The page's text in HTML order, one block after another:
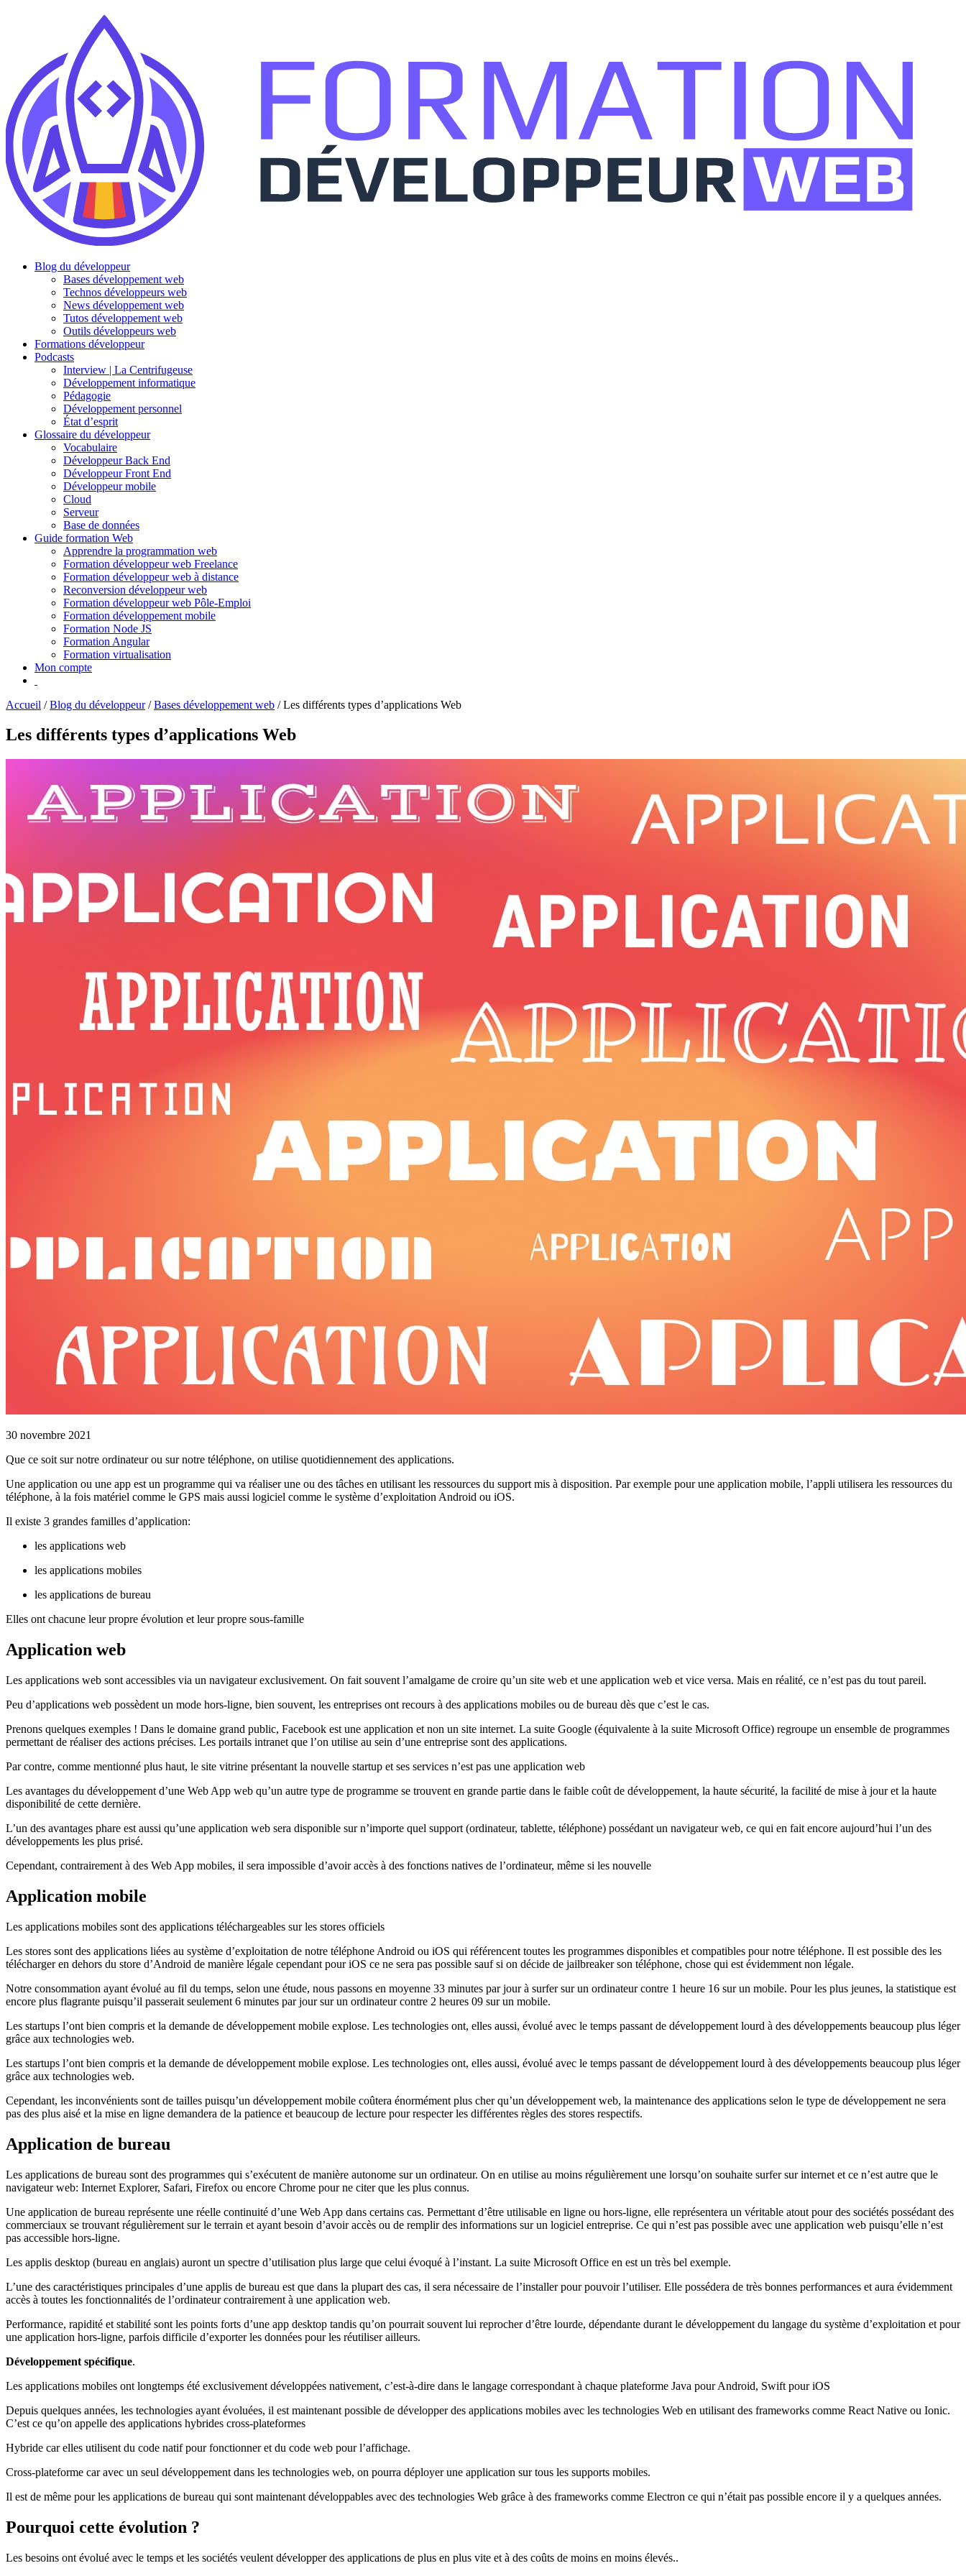
Blog du développeur
Bases développement web
Technos développeurs web
News développement web
Tutos développement web
Outils développeurs web
Formations développeur
Podcasts
Interview | La Centrifugeuse
Développement informatique
Pédagogie
Développement personnel
État d’esprit
Glossaire du développeur
Vocabulaire
Développeur Back End
Développeur Front End
Développeur mobile
Cloud
Serveur
Base de données
Guide formation Web
Apprendre la programmation web
Formation développeur web Freelance
Formation développeur web à distance
Reconversion développeur web
Formation développeur web Pôle-Emploi
Formation développement mobile
Formation Node JS
Formation Angular
Formation virtualisation
Mon compte
Accueil /Blog du développeur/Bases développement web /Les différents types d’applications Web
Les différents types d’applications Web
30 novembre 2021
Que ce soit sur notre ordinateur ou sur notre téléphone, on utilise quotidiennement des applications.
Une application ou une app est un programme qui va réaliser une ou des tâches en utilisant les ressources du support mis à disposition. Par exemple pour une application mobile, l’appli utilisera les ressources du
téléphone, à la fois matériel comme le GPS mais aussi logiciel comme le système d’exploitation Android ou iOS.
Il existe 3 grandes familles d’application:
les applications web
les applications mobiles
les applications de bureau
Elles ont chacune leur propre évolution et leur propre sous-famille
Application web
Les applications web sont accessibles via un navigateur exclusivement. On fait souvent l’amalgame de croire qu’un site web et une application web et vice versa. Mais en réalité, ce n’est pas du tout pareil.
Peu d’applications web possèdent un mode hors-ligne, bien souvent, les entreprises ont recours à des applications mobiles ou de bureau dès que c’est le cas.
Prenons quelques exemples ! Dans le domaine grand public, Facebook est une application et non un site internet. La suite Google (équivalente à la suite Microsoft Office) regroupe un ensemble de programmes
permettant de réaliser des actions précises. Les portails intranet que l’on utilise au sein d’une entreprise sont des applications.
Par contre, comme mentionné plus haut, le site vitrine présentant la nouvelle startup et ses services n’est pas une application web
Les avantages du développement d’une Web App web qu’un autre type de programme se trouvent en grande partie dans le faible coût de développement, la haute sécurité, la facilité de mise à jour et la haute
disponibilité de cette dernière.
L’un des avantages phare est aussi qu’une application web sera disponible sur n’importe quel support (ordinateur, tablette, téléphone) possédant un navigateur web, ce qui en fait encore aujourd’hui l’un des
développements les plus prisé.
Cependant, contrairement à des Web App mobiles, il sera impossible d’avoir accès à des fonctions natives de l’ordinateur, même si les nouvelle
Application mobile
Les applications mobiles sont des applications téléchargeables sur les stores officiels
Les stores sont des applications liées au système d’exploitation de notre téléphone Android ou iOS qui référencent toutes les programmes disponibles et compatibles pour notre téléphone. Il est possible des les
télécharger en dehors du store d’Android de manière légale cependant pour iOS ce ne sera pas possible sauf si on décide de jailbreaker son téléphone, chose qui est évidemment non légale.
Notre consommation ayant évolué au fil du temps, selon une étude, nous passons en moyenne 33 minutes par jour à surfer sur un ordinateur contre 1 heure 16 sur un mobile. Pour les plus jeunes, la statistique est
encore plus flagrante puisqu’il passerait seulement 6 minutes par jour sur un ordinateur contre 2 heures 09 sur un mobile.
Les startups l’ont bien compris et la demande de développement mobile explose. Les technologies ont, elles aussi, évolué avec le temps passant de développement lourd à des développements beaucoup plus léger
grâce aux technologies web.
Les startups l’ont bien compris et la demande de développement mobile explose. Les technologies ont, elles aussi, évolué avec le temps passant de développement lourd à des développements beaucoup plus léger
grâce aux technologies web.
Cependant, les inconvénients sont de tailles puisqu’un développement mobile coûtera énormément plus cher qu’un développement web, la maintenance des applications selon le type de développement ne sera
pas des plus aisé et la mise en ligne demandera de la patience et beaucoup de lecture pour respecter les différentes règles des stores respectifs.
Application de bureau
Les applications de bureau sont des programmes qui s’exécutent de manière autonome sur un ordinateur. On en utilise au moins régulièrement une lorsqu’on souhaite surfer sur internet et ce n’est autre que le
navigateur web: Internet Explorer, Safari, Firefox ou encore Chrome pour ne citer que les plus connus.
Une application de bureau représente une réelle continuité d’une Web App dans certains cas. Permettant d’être utilisable en ligne ou hors-ligne, elle représentera un véritable atout pour des sociétés possédant des
commerciaux se trouvant régulièrement sur le terrain et ayant besoin d’avoir accès ou de remplir des informations sur un logiciel entreprise. Ce qui n’est pas possible avec une application web puisqu’elle n’est
pas accessible hors-ligne.
Les applis desktop (bureau en anglais) auront un spectre d’utilisation plus large que celui évoqué à l’instant. La suite Microsoft Office en est un très bel exemple.
L’une des caractéristiques principales d’une applis de bureau est que dans la plupart des cas, il sera nécessaire de l’installer pour pouvoir l’utiliser. Elle possédera de très bonnes performances et aura évidemment
accès à toutes les fonctionnalités de l’ordinateur contrairement à une application web.
Performance, rapidité et stabilité sont les points forts d’une app desktop tandis qu’on pourrait souvent lui reprocher d’être lourde, dépendante durant le développement du langage du système d’exploitation et pour
une application hors-ligne, parfois difficile d’exporter les données pour les réutiliser ailleurs.
Développement spécifique.
Les applications mobiles ont longtemps été exclusivement développées nativement, c’est-à-dire dans le langage correspondant à chaque plateforme Java pour Android, Swift pour iOS
Depuis quelques années, les technologies ayant évoluées, il est maintenant possible de développer des applications mobiles avec les technologies Web en utilisant des frameworks comme React Native ou Ionic.
C’est ce qu’on appelle des applications hybrides cross-plateformes
Hybride car elles utilisent du code natif pour fonctionner et du code web pour l’affichage.
Cross-plateforme car avec un seul développement dans les technologies web, on pourra déployer une application sur tous les supports mobiles.
Il est de même pour les applications de bureau qui sont maintenant développables avec des technologies Web grâce à des frameworks comme Electron ce qui n’était pas possible encore il y a quelques années.
Pourquoi cette évolution ?
Les besoins ont évolué avec le temps et les sociétés veulent développer des applications de plus en plus vite et à des coûts de moins en moins élevés..